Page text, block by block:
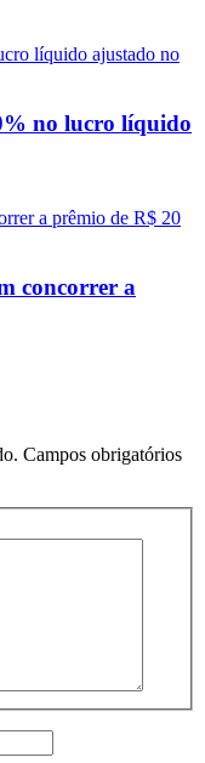
no lucro líquido
concorrer a
Campos obrigatórios